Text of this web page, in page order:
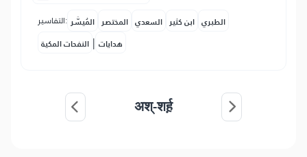
التفاسير: المُيسَّر المختصر السعدي ابن كثير الطبري
النفحات المكية | هدايات
अश्-शर्ह़